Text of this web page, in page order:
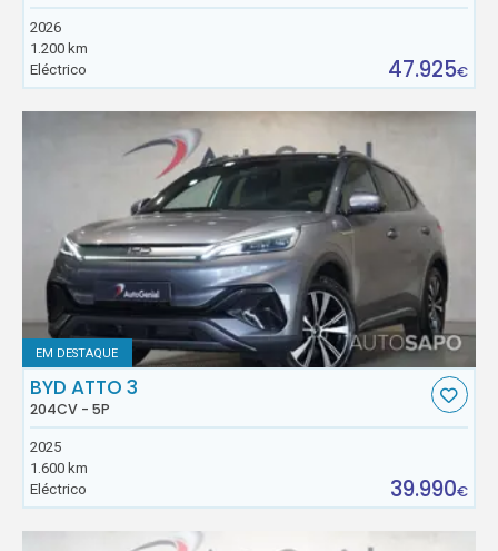
2026
1.200 km
Eléctrico
47.925€
EM DESTAQUE
BYD ATTO 3
204CV - 5P
2025
1.600 km
Eléctrico
39.990€